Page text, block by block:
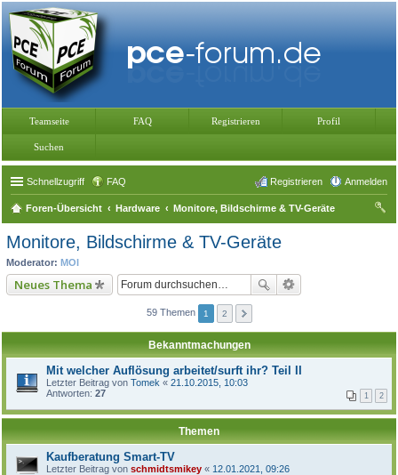
Teamseite FAQ Registrieren Profil
Suchen
Schnellzugriff FAQ Anmelden
Registrieren
Foren-Übersicht Hardware
Monitore, Bildschirme & TV-Geräte
Monitore, Bildschirme & TV-Geräte
Moderator: MOI
Neues Thema
59 Themen 1 2
Bekanntmachungen
Mit welcher Auflösung arbeitet/surft ihr? Teil II
Letzter Beitrag von Tomek « 21.10.2015, 10:03
Antworten: 27 1 2
Themen
Kaufberatung Smart-TV
Letzter Beitrag von schmidtsmikey « 12.01.2021, 09:26